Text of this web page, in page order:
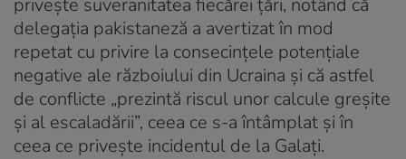
delegaţia pakistaneză a avertizat în mod
repetat cu privire la consecinţele potenţiale
negative ale războiului din Ucraina şi că astfel
de conflicte „prezintă riscul unor calcule greşite
şi al escaladării”, ceea ce s-a întâmplat şi în
ceea ce priveşte incidentul de la Galaţi.